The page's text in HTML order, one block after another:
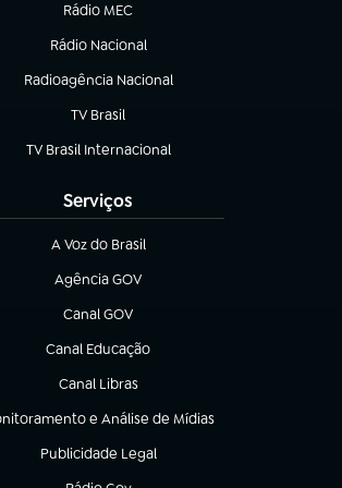
Rádio MEC
(abre em nova aba)
Rádio Nacional
Radioagência Nacional
(abre em nova aba)
TV Brasil
(abre em nova aba)
TV Brasil Internacional
(abre em nova aba)
Serviços
A Voz do Brasil
(abre em nova aba)
Agência GOV
(abre em nova aba)
Canal GOV
(abre em nova aba)
Canal Educação
(abre em nova aba)
Canal Libras
(abre em nova aba)
e Análise de Mídias
em nova aba)
Publicidade Legal
(abre em nova aba)